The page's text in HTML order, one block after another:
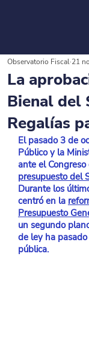
La
Bienal del
Regalías
Observatorio Fiscal 21
El pasado 3 de
Público y la
ante el
presupuesto del
Durante los
centró en la
Presupuesto
un segundo
de ley ha
pública.